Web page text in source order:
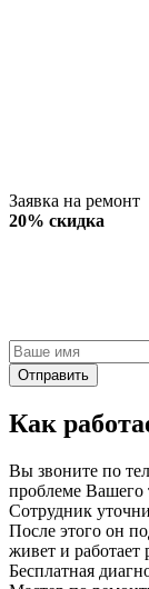
Заявка на ремонт
20% скидка
Отправить
Как
Вы звоните по
проблеме Вашего
Сотрудник
После этого он
живет и работает
Бесплатная